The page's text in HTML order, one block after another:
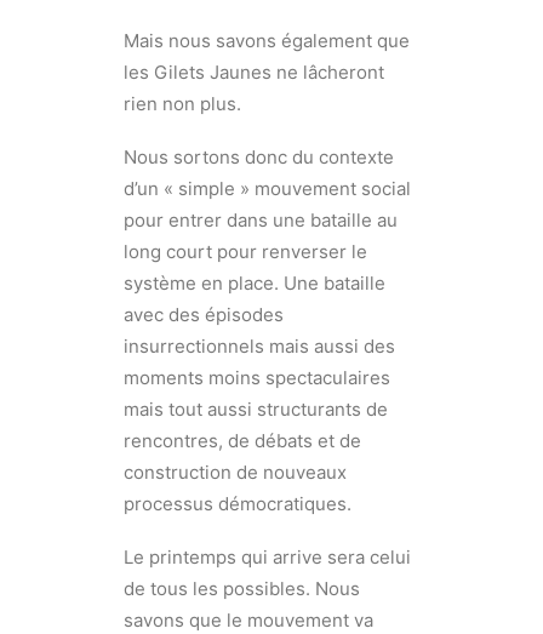
Mais nous savons également que
les Gilets Jaunes ne lâcheront
rien non plus.
Nous sortons donc du contexte
d’un « simple » mouvement social
pour entrer dans une bataille au
long court pour renverser le
système en place. Une bataille
avec des épisodes
insurrectionnels mais aussi des
moments moins spectaculaires
mais tout aussi structurants de
rencontres, de débats et de
construction de nouveaux
processus démocratiques.
Le printemps qui arrive sera celui
de tous les possibles. Nous
savons que le mouvement va